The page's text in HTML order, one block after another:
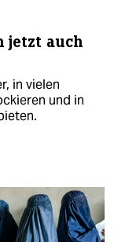
jetzt auch
in vielen
und in